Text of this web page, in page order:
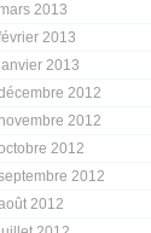
mars 2013
2013
janvier 2013
2012
novembre 2012
2012
2012
2012